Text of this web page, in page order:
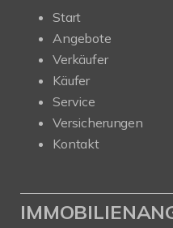
Start
Angebote
Verkäufer
Käufer
Service
Versicherungen
Kontakt